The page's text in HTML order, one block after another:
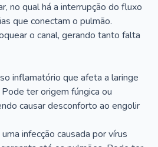
no qual há a interrupção do fluxo
que conectam o pulmão.
o canal, gerando tanto falta
inflamatório que afeta a laringe
ter origem fúngica ou
causar desconforto ao engolir
infecção causada por vírus